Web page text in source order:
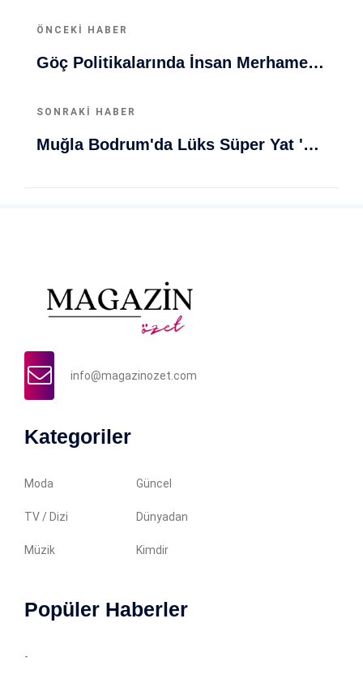
ÖNCEKI HABER
Göç Politikalarında İnsan Merhameti Ve Güvenlik Dengesi Vurgusu
SONRAKI HABER
Muğla Bodrum'da Lüks Süper Yat 'Golden Odyssey' Demirledi
info@magazinozet.com
Kategoriler
Moda Güncel
TV / Dizi Dünyadan
Müzik Kimdir
Popüler Haberler
-